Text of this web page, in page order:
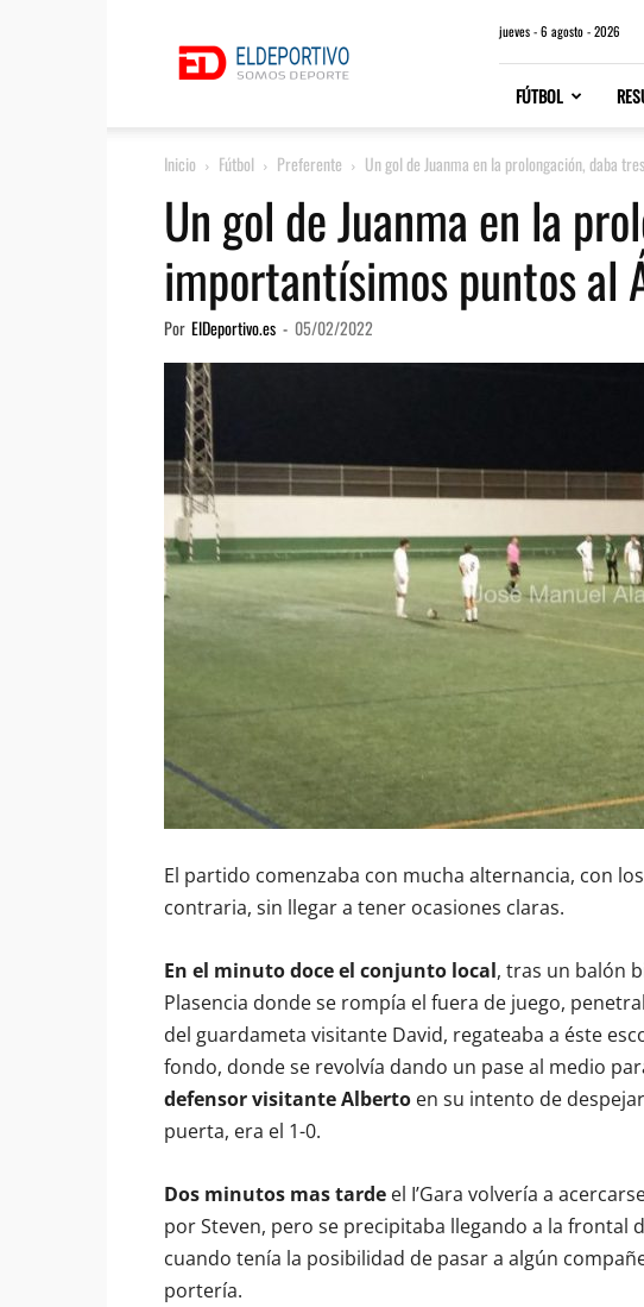
jueves - 6 agosto - 2026
FÚTBOL
Inicio Fútbol Preferente Un gol de Juanma en la prolongación, daba
Un gol de Juanma en la
importantísimos puntos al
Por ElDeportivo.es - 05/02/2022
El partido comenzaba con mucha alternancia, con
contraria, sin llegar a tener ocasiones claras.
En el minuto doce el conjunto local, tras un balón
Plasencia donde se rompía el fuera de juego,
del guardameta visitante David, regateaba a éste
fondo, donde se revolvía dando un pase al medio
defensor visitante Alberto en su intento de
puerta, era el 1-0.
Dos minutos mas tarde el I’Gara volvería a
por Steven, pero se precipitaba llegando a la frontal
cuando tenía la posibilidad de pasar a algún
portería.